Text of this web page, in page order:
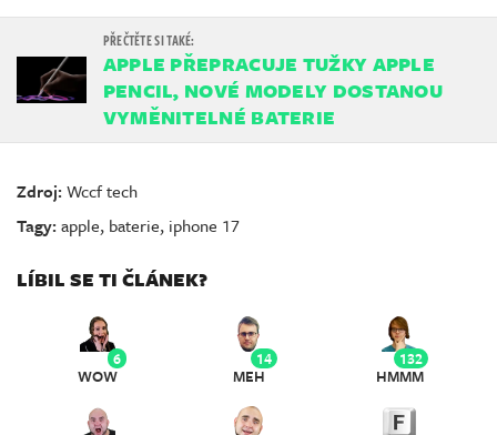
APPLE PŘEPRACUJE TUŽKY APPLE
PENCIL, NOVÉ MODELY DOSTANOU
VYMĚNITELNÉ BATERIE
Zdroj:Wccf tech
Tagy:apple, baterie, iphone 17
LÍBIL SE TI ČLÁNEK?
6
WOW
14
MEH
132
HMMM